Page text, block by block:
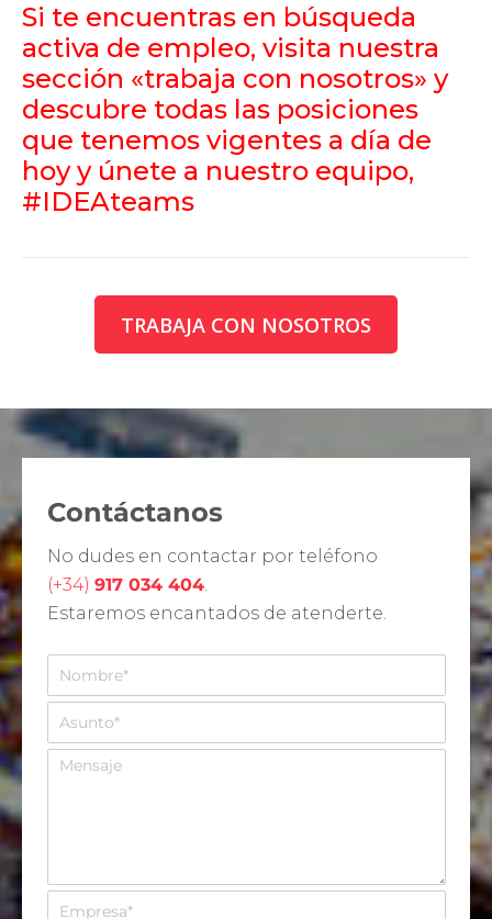
Si te encuentras en búsqueda
activa de empleo, visita nuestra
sección «trabaja con nosotros» y
descubre todas las posiciones
que tenemos vigentes a día de
hoy y únete a nuestro equipo,
#IDEAteams
TRABAJA CON NOSOTROS
Contáctanos
No dudes en contactar por teléfono
(+34) 917 034 404.
Estaremos encantados de atenderte.
m
r
uM
e